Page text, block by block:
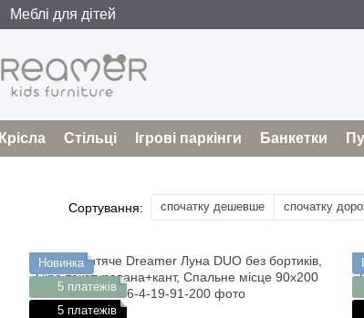
Меблі для дітей
Крісла Стільці Ігрові паркінги Банкетки
Сортування: спочатку дешевше спочатку
Новинка
5 платежів
5 платежів